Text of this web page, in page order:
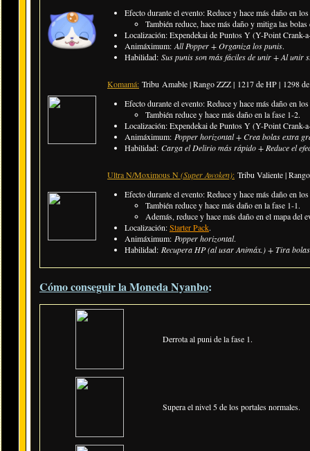
Efecto durante el evento: Reduce y hace más daño en
También reduce, hace más daño y mitiga las
Localización: Expendekai de Puntos Y (Y-Point Crank-
Animáximum:All Popper + Organiza los punis.
Habilidad: Sus punis son más fáciles de unir + Al unir
Komamá: Tribu Amable | Rango ZZZ | 1217 de HP | 1298
Efecto durante el evento: Reduce y hace más daño en
También reduce y hace más daño en la fase 1-2.
Localización: Expendekai de Puntos Y (Y-Point Crank-
Animáximum: Popper horizontal + Crea bolas extra
Habilidad: Carga el Delirio más rápido + Reduce el
Ultra N/Moximous N(Super Awoken): Tribu Valiente |
Efecto durante el evento: Reduce y hace más daño en
También reduce y hace más daño en la fase 1-1.
Además, reduce y hace más daño en el mapa del
Localización:Starter Pack.
Animáximum: Popper horizontal.
Habilidad: Recupera HP (al usar Animáx.) + Tira
Cómo conseguir la Moneda Nyanbo:
Derrota al puni de la fase 1.
Supera el nivel 5 de los portales normales.